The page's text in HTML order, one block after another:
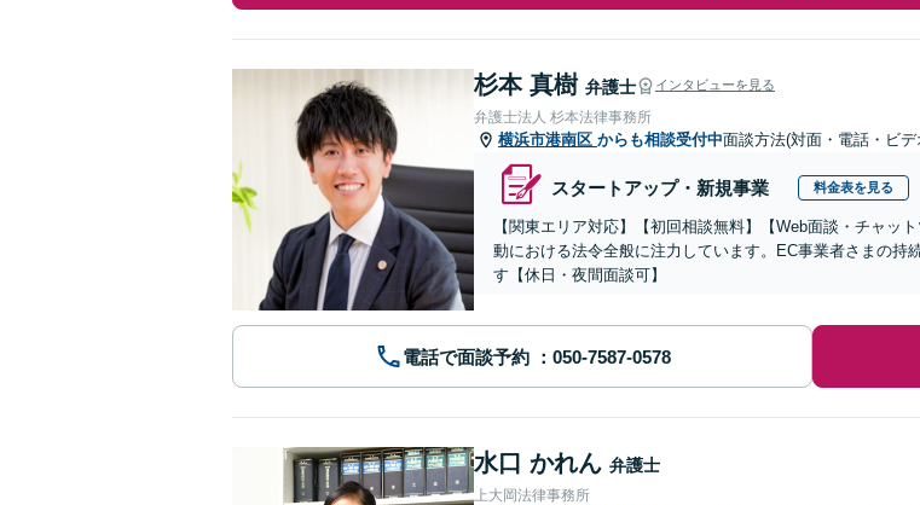
杉本 真樹 弁護士 インタビューを見る
弁護士法人 杉本法律事務所
横浜市港南区 からも相談受付中面談方法(対面・電話・ビ
スタートアップ・新規事業 料金表を見る
【関東エリア対応】【初回相談無料】【Web面談・チャッ
動における法令全般に注力しています。EC事業者さまの持
す【休日・夜間面談可】
電話で面談予約
水口 かれん 弁護士
上大岡法律事務所